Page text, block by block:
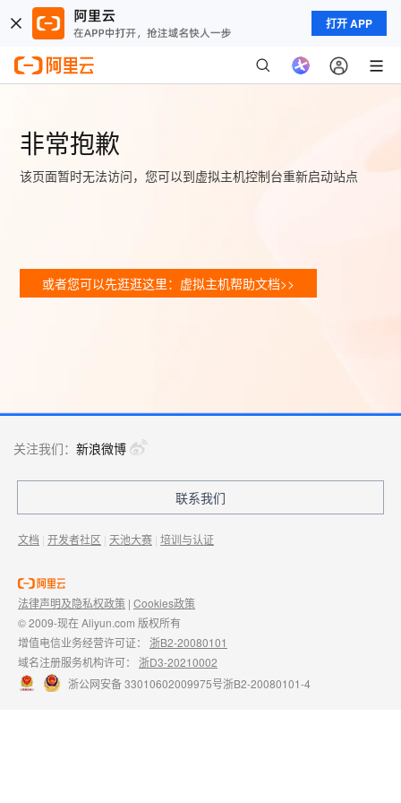
打开 APP
非常抱歉
该页面暂时无法访问，您可以到虚拟主机控制台重新启动站点
或者您可以先逛逛这里：虚拟主机帮助文档>>